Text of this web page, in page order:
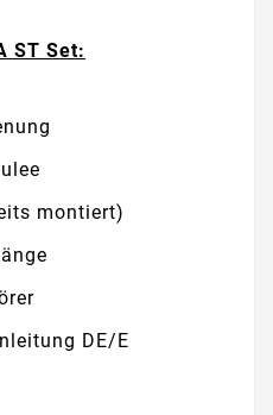
ST Set:
montiert)
DE/E